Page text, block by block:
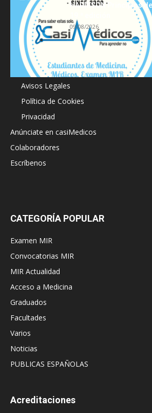
HARRISON Principios
09/08/2026
Acerca de
Avisos Legales
Política de Cookies
Privacidad
Anúnciate en casiMedicos
Colaboradores
Escríbenos
CATEGORÍA POPULAR
Examen MIR
Convocatorias MIR
MIR Actualidad
Acceso a Medicina
Graduados
Facultades
Varios
Noticias
PUBLICAS ESPAÑOLAS
Acreditaciones